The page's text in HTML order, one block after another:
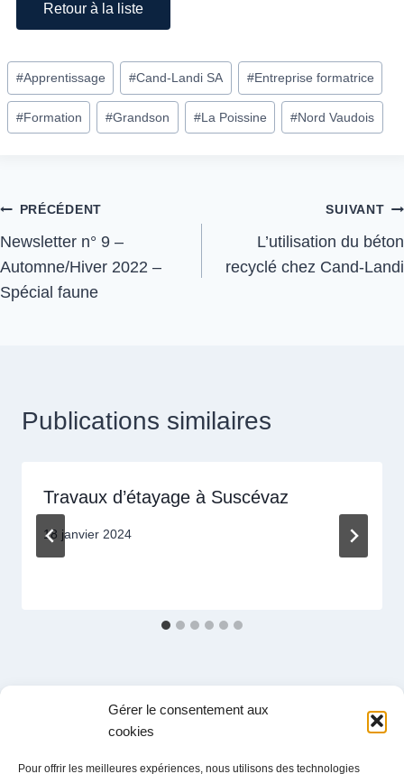
Gérer le consentement aux
cookies
Pour offrir les meilleures expériences, nous utilisons des technologies
Retour à la liste
#Apprentissage #Cand-Landi SA #Entreprise formatrice
#Formation #Grandson #La Poissine #Nord Vaudois
PRÉCÉDENT
Newsletter n° 9 –
Automne/Hiver 2022 –
Spécial faune
SUIVANT
L’utilisation du béton
recyclé chez Cand-Landi
Publications similaires
Travaux d’étayage à Suscévaz
18 janvier 2024